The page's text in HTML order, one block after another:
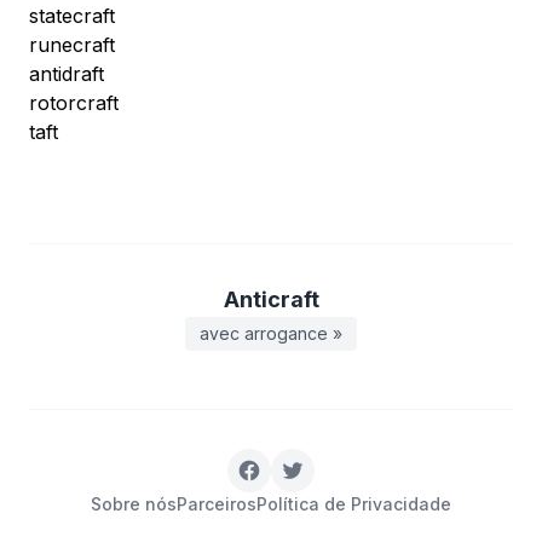
statecraft
runecraft
antidraft
rotorcraft
taft
Anticraft
avec arrogance »
Sobre nósParceirosPolítica de Privacidade